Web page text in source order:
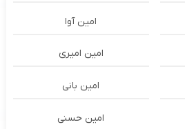
امین آوا
امین امیری
امین بانی
امین حسنی